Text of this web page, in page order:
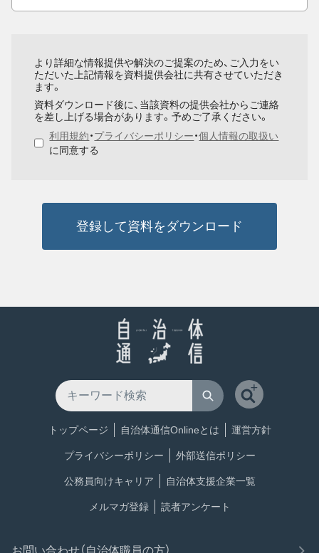
より詳細な情報提供や解決のご提案のため、ご入力をい
ただいた上記情報を資料提供会社に共有させていただき
ます。
資料ダウンロード後に、当該資料の提供会社からご連絡
を差し上げる場合があります。予めご了承ください。
利用規約・プライバシーポリシー・個人情報の取扱い
に同意する
登録して資料をダウンロード
トップページ 自治体通信Onlineとは 運営方針
プライバシーポリシー 外部送信ポリシー
公務員向けキャリア 自治体支援企業一覧
メルマガ登録 読者アンケート